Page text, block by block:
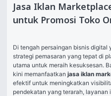
Jasa Iklan
untuk Promosi Toko
Di tengah persaingan bisnis digital
strategi pemasaran yang tepat di
utama untuk meraih kesuksesan.
kini memanfaatkan jasa iklan
efektif untuk meningkatkan
pendekatan yang terarah, layanan